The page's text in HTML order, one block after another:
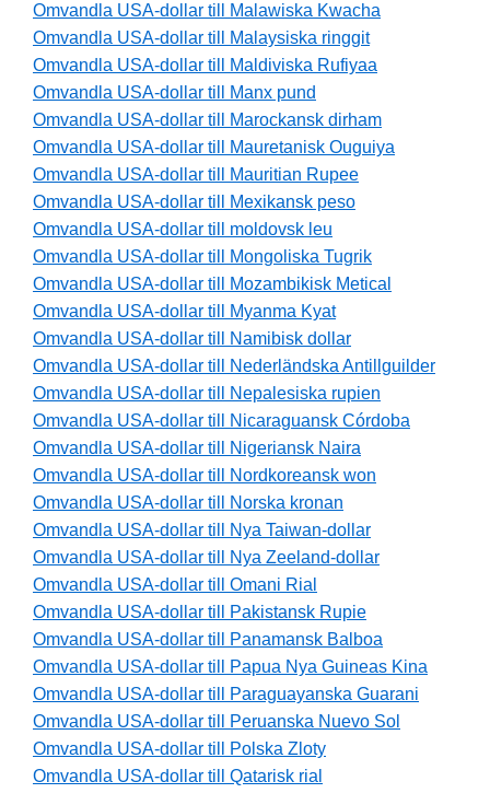
Omvandla USA-dollar till Malawiska Kwacha
Omvandla USA-dollar till Malaysiska ringgit
Omvandla USA-dollar till Maldiviska Rufiyaa
Omvandla USA-dollar till Manx pund
Omvandla USA-dollar till Marockansk dirham
Omvandla USA-dollar till Mauretanisk Ouguiya
Omvandla USA-dollar till Mauritian Rupee
Omvandla USA-dollar till Mexikansk peso
Omvandla USA-dollar till moldovsk leu
Omvandla USA-dollar till Mongoliska Tugrik
Omvandla USA-dollar till Mozambikisk Metical
Omvandla USA-dollar till Myanma Kyat
Omvandla USA-dollar till Namibisk dollar
Omvandla USA-dollar till Nederländska Antillguilder
Omvandla USA-dollar till Nepalesiska rupien
Omvandla USA-dollar till Nicaraguansk Córdoba
Omvandla USA-dollar till Nigeriansk Naira
Omvandla USA-dollar till Nordkoreansk won
Omvandla USA-dollar till Norska kronan
Omvandla USA-dollar till Nya Taiwan-dollar
Omvandla USA-dollar till Nya Zeeland-dollar
Omvandla USA-dollar till Omani Rial
Omvandla USA-dollar till Pakistansk Rupie
Omvandla USA-dollar till Panamansk Balboa
Omvandla USA-dollar till Papua Nya Guineas Kina
Omvandla USA-dollar till Paraguayanska Guarani
Omvandla USA-dollar till Peruanska Nuevo Sol
Omvandla USA-dollar till Polska Zloty
Omvandla USA-dollar till Qatarisk rial